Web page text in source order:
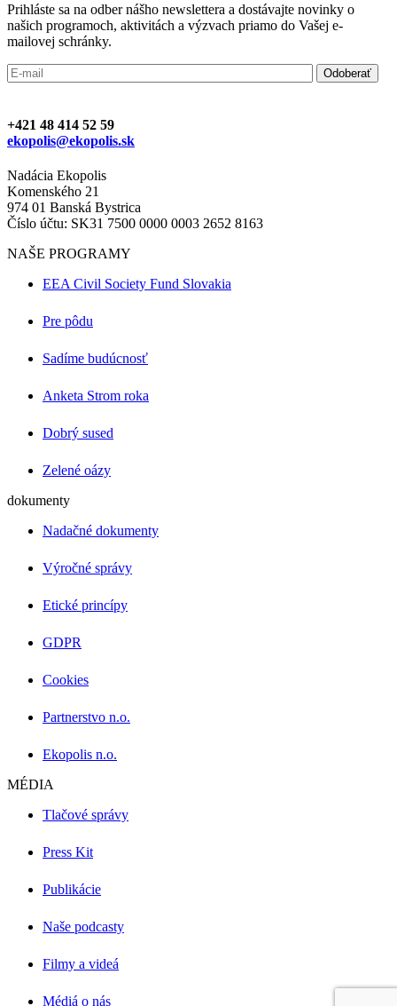
Prihláste sa na odber nášho newslettera a dostávajte novinky o
našich programoch, aktivitách a výzvach priamo do Vašej e-
mailovej schránky.
+421 48 414 52 59
ekopolis@ekopolis.sk
Nadácia Ekopolis
Komenského 21
974 01 Banská Bystrica
Číslo účtu: SK31 7500 0000 0003 2652 8163
NAŠE PROGRAMY
EEA Civil Society Fund Slovakia
Pre pôdu
Sadíme budúcnosť
Anketa Strom roka
Dobrý sused
Zelené oázy
dokumenty
Nadačné dokumenty
Výročné správy
Etické princípy
GDPR
Cookies
Partnerstvo n.o.
Ekopolis n.o.
MÉDIA
Tlačové správy
Press Kit
Publikácie
Naše podcasty
Filmy a videá
Médiá o nás